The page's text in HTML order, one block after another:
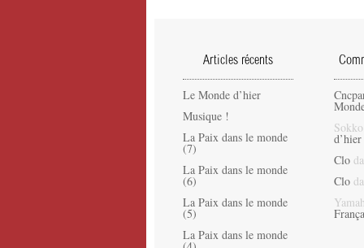
Articles récents
Le Monde d’hier
Musique !
La Paix dans le monde
(7)
La Paix dans le monde
(6)
La Paix dans le monde
(5)
La Paix dans le monde
Sokko
d’hier
Clo
Clo